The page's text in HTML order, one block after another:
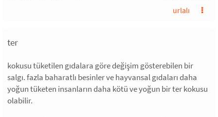
urlalı
ter
kokusu tüketilen gıdalara göre değişim gösterebilen bir
salgı. fazla baharatlı besinler ve hayvansal gıdaları daha
yoğun tüketen insanların daha kötü ve yoğun bir ter kokusu
olabilir.